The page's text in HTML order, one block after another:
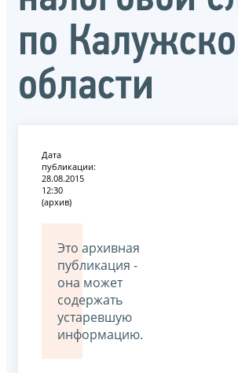
по
области
Дата
публикации:
28.08.2015
12:30
(архив)
Это архивная
публикация -
она может
содержать
устаревшую
информацию.